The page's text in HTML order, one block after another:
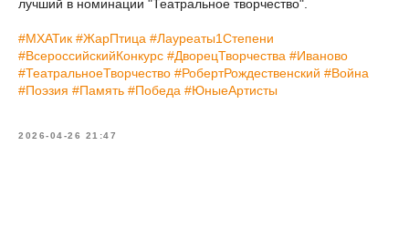
лучший в номинации "Театральное творчество".
#МХАТик #ЖарПтица #Лауреаты1Степени
#ВсероссийскийКонкурс #ДворецТворчества #Иваново
#ТеатральноеТворчество #РобертРождественский #Война
#Поэзия #Память #Победа #ЮныеАртисты
2026-04-26 21:47